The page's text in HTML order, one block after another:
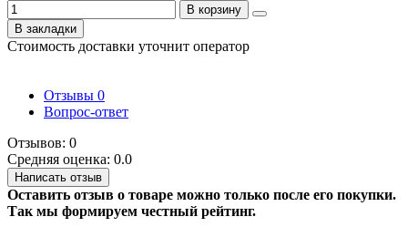
В корзину
В закладки
Стоимость доставки уточнит оператор
Отзывы 0
Вопрос-ответ
Отзывов: 0
Средняя оценка: 0.0
Написать отзыв
Оставить отзыв о товаре можно только после его покупки.
Так мы формируем честный рейтинг.